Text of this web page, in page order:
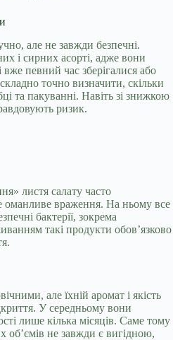
але не завжди безпечні.
і сирних асорті, адже вони
певний час зберігалися або
точно визначити, скільки
та пакуванні. Навіть зі знижкою
ризик.
листя салату часто
оманливе враження. На ньому все
бактерії, зокрема
такі продукти обов’язково
але їхній аромат і якість
У середньому вони
лише кілька місяців. Саме тому
об’ємів не завжди є вигідною,